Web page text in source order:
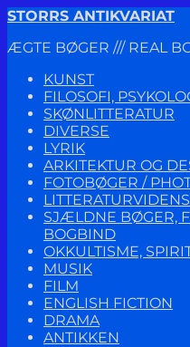
Spring
navigation
Spring
indhold
STORRS ANTIKVARIAT
ÆGTE BØGER /// REAL
KUNST
FILOSOFI,
SKØNLITTERATUR
DIVERSE
LYRIK
ARKITEKTUR OG
FOTOBØGER /
SJÆLDNE BØGER,
BOGBIND
OKKULTISME,
MUSIK
FILM
ENGLISH FICTION
DRAMA
ANTIKKEN